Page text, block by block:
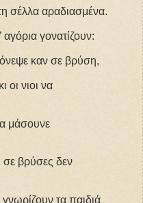
σέλλα αραδιασμένα.
γονατίζουν:
καν σε βρύση,
οι νιοι να
μάσουνε
βρύσες δεν
γνωρίζουν τα παιδιά